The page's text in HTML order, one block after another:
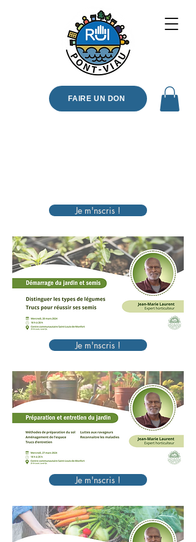
FAIRE UN DON
Je m'nscris !
Je m'nscris !
Je m'nscris !